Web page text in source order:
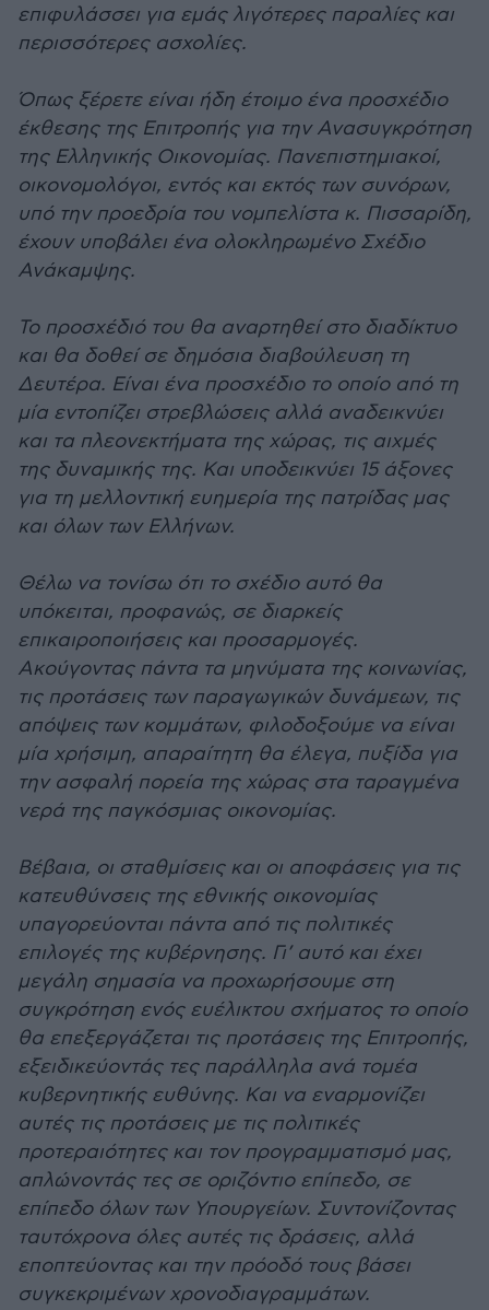
επιφυλάσσει για εμάς λιγότερες παραλίες και
περισσότερες ασχολίες.
Όπως ξέρετε είναι ήδη έτοιμο ένα προσχέδιο
έκθεσης της Επιτροπής για την Ανασυγκρότηση
της Ελληνικής Οικονομίας. Πανεπιστημιακοί,
οικονομολόγοι, εντός και εκτός των συνόρων,
υπό την προεδρία του νομπελίστα κ. Πισσαρίδη,
έχουν υποβάλει ένα ολοκληρωμένο Σχέδιο
Ανάκαμψης.
Το προσχέδιό του θα αναρτηθεί στο διαδίκτυο
και θα δοθεί σε δημόσια διαβούλευση τη
Δευτέρα. Είναι ένα προσχέδιο το οποίο από τη
μία εντοπίζει στρεβλώσεις αλλά αναδεικνύει
και τα πλεονεκτήματα της χώρας, τις αιχμές
της δυναμικής της. Και υποδεικνύει 15 άξονες
για τη μελλοντική ευημερία της πατρίδας μας
και όλων των Ελλήνων.
Θέλω να τονίσω ότι το σχέδιο αυτό θα
υπόκειται, προφανώς, σε διαρκείς
επικαιροποιήσεις και προσαρμογές.
Ακούγοντας πάντα τα μηνύματα της κοινωνίας,
τις προτάσεις των παραγωγικών δυνάμεων, τις
απόψεις των κομμάτων, φιλοδοξούμε να είναι
μία χρήσιμη, απαραίτητη θα έλεγα, πυξίδα για
την ασφαλή πορεία της χώρας στα ταραγμένα
νερά της παγκόσμιας οικονομίας.
Βέβαια, οι σταθμίσεις και οι αποφάσεις για τις
κατευθύνσεις της εθνικής οικονομίας
υπαγορεύονται πάντα από τις πολιτικές
επιλογές της κυβέρνησης. Γι’ αυτό και έχει
μεγάλη σημασία να προχωρήσουμε στη
συγκρότηση ενός ευέλικτου σχήματος το οποίο
θα επεξεργάζεται τις προτάσεις της Επιτροπής,
εξειδικεύοντάς τες παράλληλα ανά τομέα
κυβερνητικής ευθύνης. Και να εναρμονίζει
αυτές τις προτάσεις με τις πολιτικές
προτεραιότητες και τον προγραμματισμό μας,
απλώνοντάς τες σε οριζόντιο επίπεδο, σε
επίπεδο όλων των Υπουργείων. Συντονίζοντας
ταυτόχρονα όλες αυτές τις δράσεις, αλλά
εποπτεύοντας και την πρόοδό τους βάσει
συγκεκριμένων χρονοδιαγραμμάτων.